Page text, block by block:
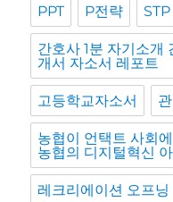
PPT P전략 STP
간호사 1분 자기소개
개서 자소서 레포트
고등학교자소서
농협이 언택트 사회
농협의 디지털혁신
레크리에이션 오프닝